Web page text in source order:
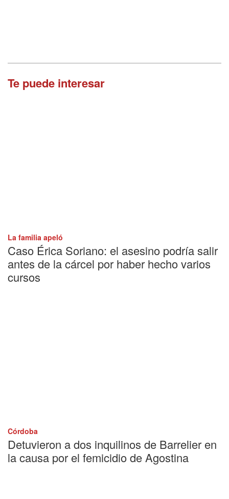
Te puede interesar
La familia apeló
Caso Érica Soriano: el asesino podría salir
antes de la cárcel por haber hecho varios
cursos
Córdoba
Detuvieron a dos inquilinos de Barrelier en
la causa por el femicidio de Agostina